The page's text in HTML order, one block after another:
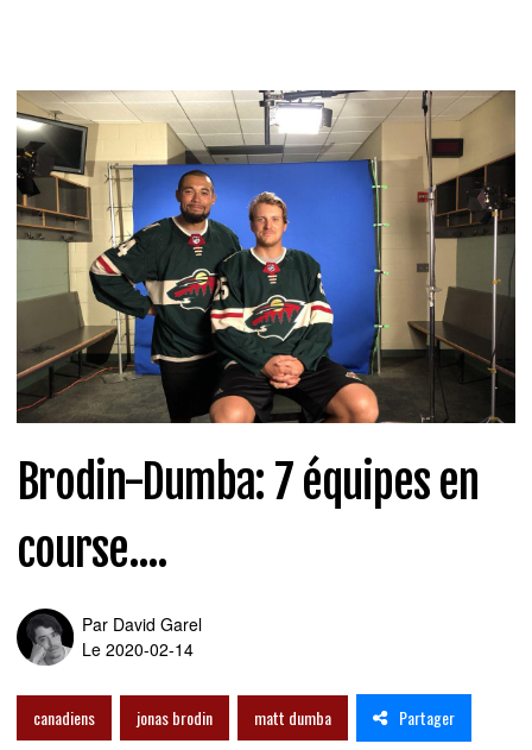
Brodin-Dumba: 7 équipes en
course....
Par David Garel
Le 2020-02-14
canadiens jonas brodin matt dumba Partager